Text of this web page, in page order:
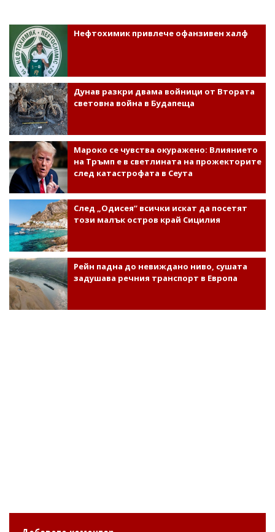
Нефтохимик привлече офанзивен халф
Дунав разкри двама войници от Втората
световна война в Будапеща
Мароко се чувства окуражено: Влиянието
на Тръмп е в светлината на прожекторите
след катастрофата в Сеута
След „Одисея“ всички искат да посетят
този малък остров край Сицилия
Рейн падна до невиждано ниво, сушата
задушава речния транспорт в Европа